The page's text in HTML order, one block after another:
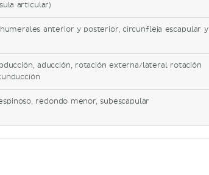
articular)
anterior y posterior, circunfleja escapular y
aducción, rotación externa/lateral rotación
redondo menor, subescapular